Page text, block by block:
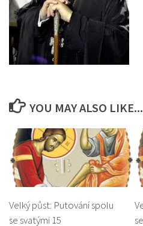
YOU MAY ALSO LIKE...
Velký půst: Putování spolu
se svatými 15